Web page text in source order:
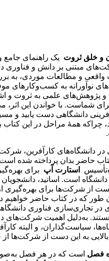
و خلق ثروت یک راهنمای
مبتنی بر دانش و فناوری
واقعی و مطالعات موردی، به
نوآورانه به کسب‌وکارهای
و پژوهش‌های علمی به ثروت و
شماست. با خواندن این اثر،
دانشگاهی دست یابید و
چراکه همۀ مراحل در این
دانشگاه‌های كارآفرین،
حاضر بدان پرداخته شده
استارت آپ برای
است. اساتید،
از شركت‌ها برای بهره‌گیری
طور كه در كتاب حاضر
در تجاری‌سازی فناوری
به‌دلیل اهمیت شركت‌های
سیاست‌گذاران، و البته
به این دست از شركت‌ها از
فصل است که در هر فصل